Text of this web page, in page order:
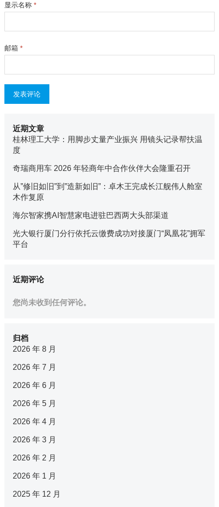
显示名称 *
邮箱 *
近期文章
桂林理工大学：用脚步丈量产业振兴 用镜头记录帮扶温
度
奇瑞商用车 2026 年轻商年中合作伙伴大会隆重召开
从”修旧如旧”到”造新如旧”：卓木王完成长江舰伟人舱室
木作复原
海尔智家携AI智慧家电进驻巴西两大头部渠道
光大银行厦门分行依托云缴费成功对接厦门“凤凰花”拥军
平台
近期评论
您尚未收到任何评论。
归档
2026 年 8 月
2026 年 7 月
2026 年 6 月
2026 年 5 月
2026 年 4 月
2026 年 3 月
2026 年 2 月
2026 年 1 月
2025 年 12 月